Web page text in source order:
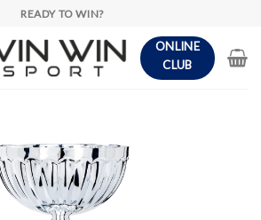
READY TO WIN?
ONLINE
CLUB